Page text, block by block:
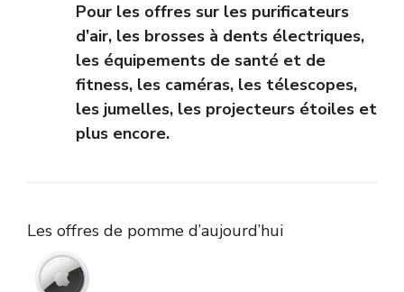
Pour les offres sur les purificateurs
d’air, les brosses à dents électriques,
les équipements de santé et de
fitness, les caméras, les télescopes,
les jumelles, les projecteurs étoiles et
plus encore.
Les offres de pomme d’aujourd’hui